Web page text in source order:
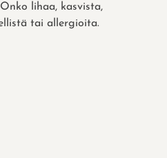
lihaa, kasvista,
tai allergioita.